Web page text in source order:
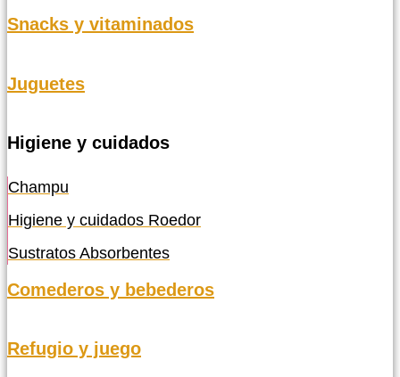
Snacks y vitaminados
Juguetes
Higiene y cuidados
Champu
Higiene y cuidados Roedor
Sustratos Absorbentes
Comederos y bebederos
Refugio y juego